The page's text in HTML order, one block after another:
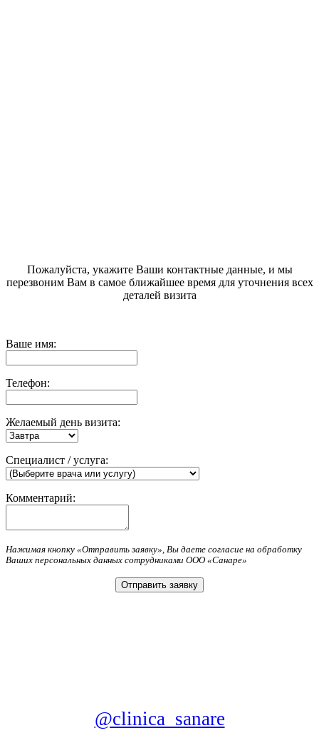
Пожалуйста, укажите Ваши контактные данные, и мы
перезвоним Вам в самое ближайшее время для уточнения всех
деталей визита
Ваше имя:
Телефон:
Желаемый день визита:
Специалист / услуга:
Комментарий:
Нажимая кнопку «Отправить заявку», Вы даете согласие на обработку
Ваших персональных данных сотрудниками ООО «Санаре»
@clinica_sanare